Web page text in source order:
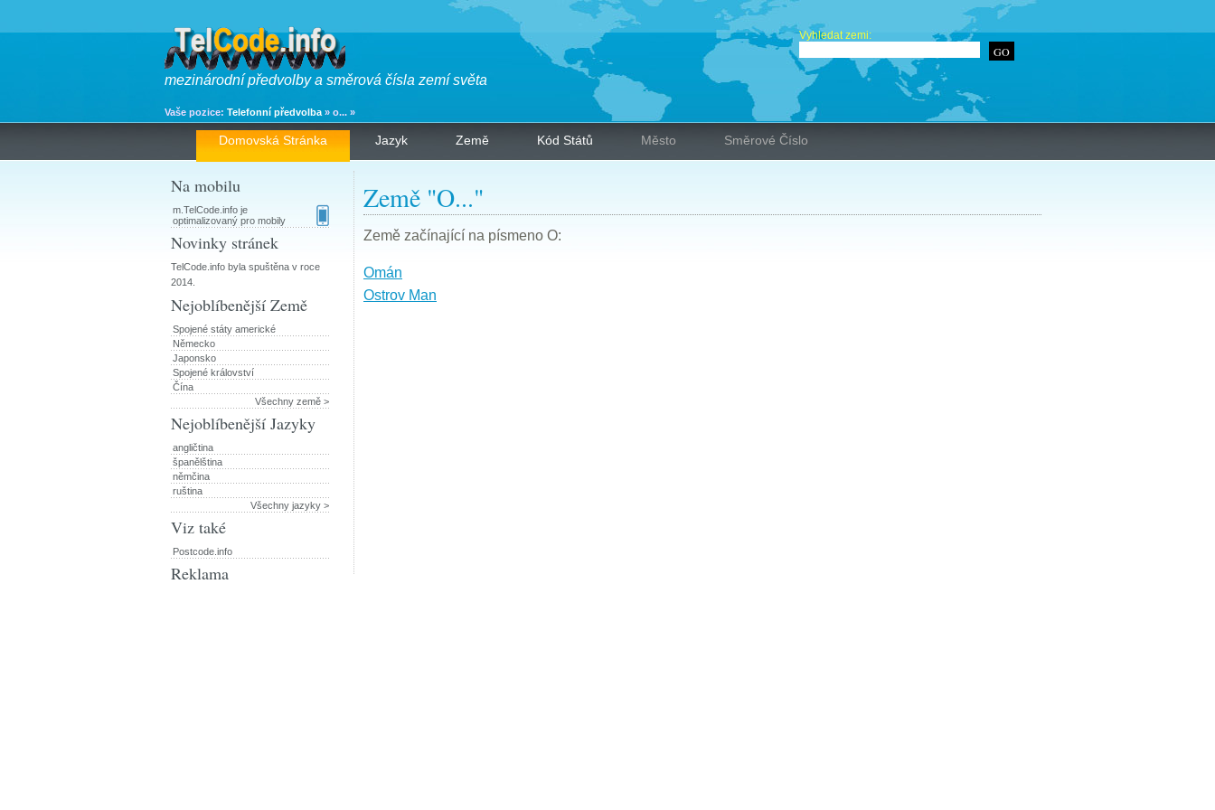
mezinárodní předvolby a směrová čísla zemí světa
Vaše pozice: Telefonní předvolba » o... »
Vyhledat zemi:
Domovská Stránka Jazyk Země Kód Států Město Směrové Číslo
Země "O..."
Země začínající na písmeno O:
Omán
Ostrov Man
Na mobilu
m.TelCode.info je
optimalizovaný pro mobily
Novinky stránek
TelCode.info byla spuštěna v roce
2014.
Nejoblíbenější Země
Spojené státy americké
Německo
Japonsko
Spojené království
Čína
Všechny země >
Nejoblíbenější Jazyky
angličtina
španělština
němčina
ruština
Všechny jazyky >
Viz také
Postcode.info
Reklama